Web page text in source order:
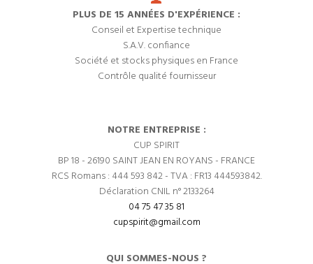
PLUS DE 15 ANNÉES D'EXPÉRIENCE :
Conseil et Expertise technique
S.A.V. confiance
Société et stocks physiques en France
Contrôle qualité fournisseur
NOTRE ENTREPRISE :
CUP SPIRIT
BP 18 - 26190 SAINT JEAN EN ROYANS - FRANCE
RCS Romans : 444 593 842 - TVA : FR13 444593842.
Déclaration CNIL n° 2133264
04 75 47 35 81
cupspirit@gmail.com
QUI SOMMES-NOUS ?